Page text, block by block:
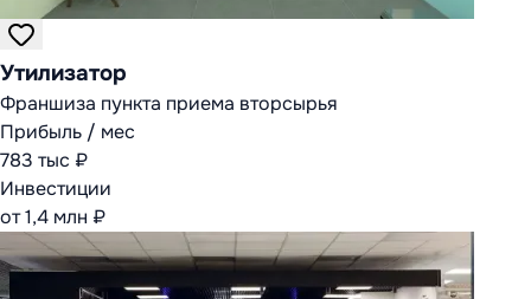
Утилизатор
Франшиза пункта приема вторсырья
Прибыль / мес
783 тыс ₽
Инвестиции
от 1,4 млн ₽